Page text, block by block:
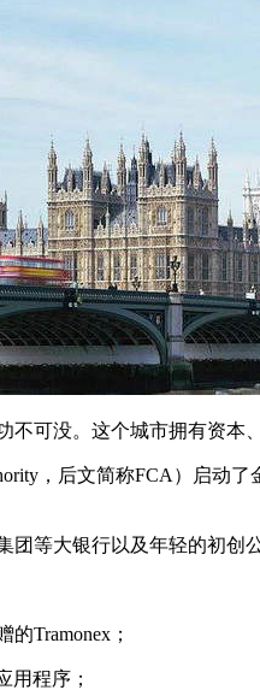
可没。这个城市拥有资本
，后文简称FCA）启动了
等大银行以及年轻的初创
Tramonex；
程序；